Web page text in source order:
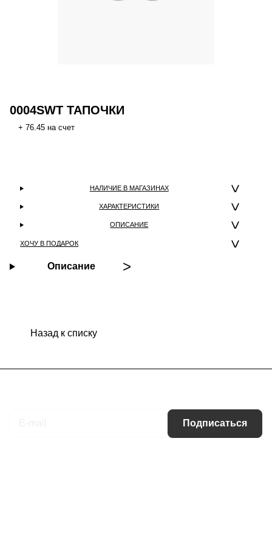
0004SWT ТАПОЧКИ
+ 76.45 на счет
НАЛИЧИЕ В МАГАЗИНАХ
ХАРАКТЕРИСТИКИ
ОПИСАНИЕ
ХОЧУ В ПОДАРОК
Описание
Назад к списку
Подписаться